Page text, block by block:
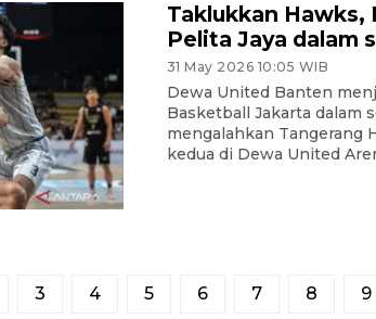
Taklukkan Hawks,
Pelita Jaya dalam
31 May 2026 10:05 WIB
Dewa United Banten
Basketball Jakarta dalam
mengalahkan Tangerang
kedua di Dewa United
3 4 5 6 7 8 9
03 August